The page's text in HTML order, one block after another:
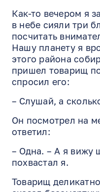
Как-то вечером я
в небе сияли три
посчитать
Нашу планету я
этого района
пришел товарищ
спросил его:
– Слушай, а
Он посмотрел на
ответил:
– Одна. – А я вижу
похвастал я.
Товарищ